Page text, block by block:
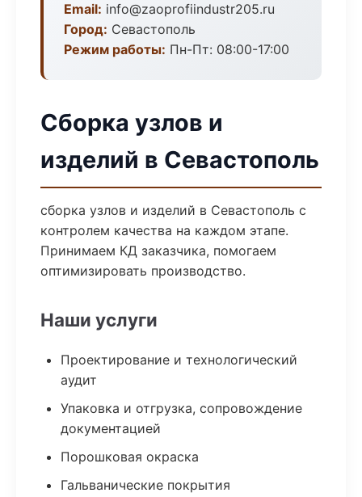
Email: info@zaoprofiindustr205.ru
Город: Севастополь
Режим работы: Пн-Пт: 08:00-17:00
Сборка узлов и
изделий в Севастополь
сборка узлов и изделий в Севастополь с
контролем качества на каждом этапе.
Принимаем КД заказчика, помогаем
оптимизировать производство.
Наши услуги
Проектирование и технологический
аудит
Упаковка и отгрузка, сопровождение
документацией
Порошковая окраска
Гальванические покрытия